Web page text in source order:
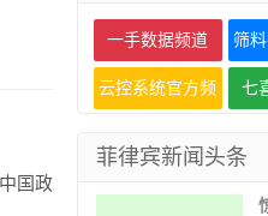
国政
一手数据频道 筛
云控系统官方频 七
菲律宾新闻头条